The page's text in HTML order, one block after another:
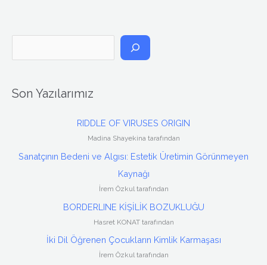
r
Son Yazılarımız
RIDDLE OF VIRUSES ORIGIN
Madina Shayekina tarafından
Sanatçının Bedeni ve Algısı: Estetik Üretimin Görünmeyen
Kaynağı
İrem Özkul tarafından
BORDERLINE KİŞİLİK BOZUKLUĞU
Hasret KONAT tarafından
İki Dil Öğrenen Çocukların Kimlik Karmaşası
İrem Özkul tarafından